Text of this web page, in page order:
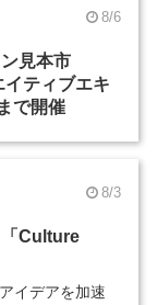
8/6
見本市
イティブエキ
で開催
8/3
Culture
イデアを加速